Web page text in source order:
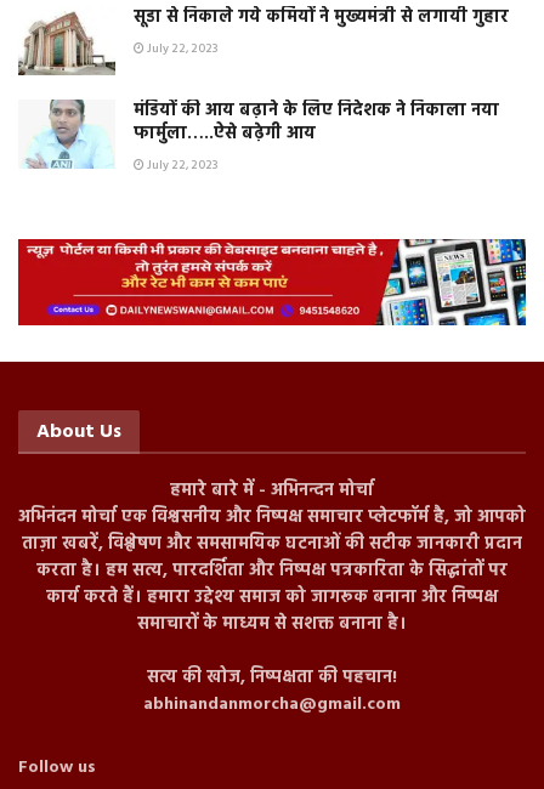
सूडा से निकाले गये कर्मियों ने मुख्यमंत्री से लगायी गुहार
July 22, 2023
मंडियों की आय बढ़ाने के लिए निदेशक ने निकाला नया
फार्मुला…..ऐसे बढ़ेगी आय
July 22, 2023
About Us
हमारे बारे में - अभिनन्दन मोर्चा
अभिनंदन मोर्चा एक विश्वसनीय और निष्पक्ष समाचार प्लेटफॉर्म है, जो आपको
ताज़ा खबरें, विश्लेषण और समसामयिक घटनाओं की सटीक जानकारी प्रदान
करता है। हम सत्य, पारदर्शिता और निष्पक्ष पत्रकारिता के सिद्धांतों पर
कार्य करते हैं। हमारा उद्देश्य समाज को जागरूक बनाना और निष्पक्ष
समाचारों के माध्यम से सशक्त बनाना है।
सत्य की खोज, निष्पक्षता की पहचान!
abhinandanmorcha@gmail.com
Follow us